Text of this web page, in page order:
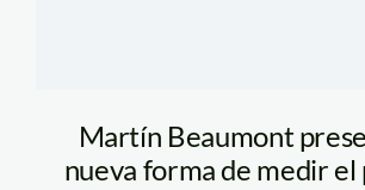
Martín Beaumont
nueva forma de medir el